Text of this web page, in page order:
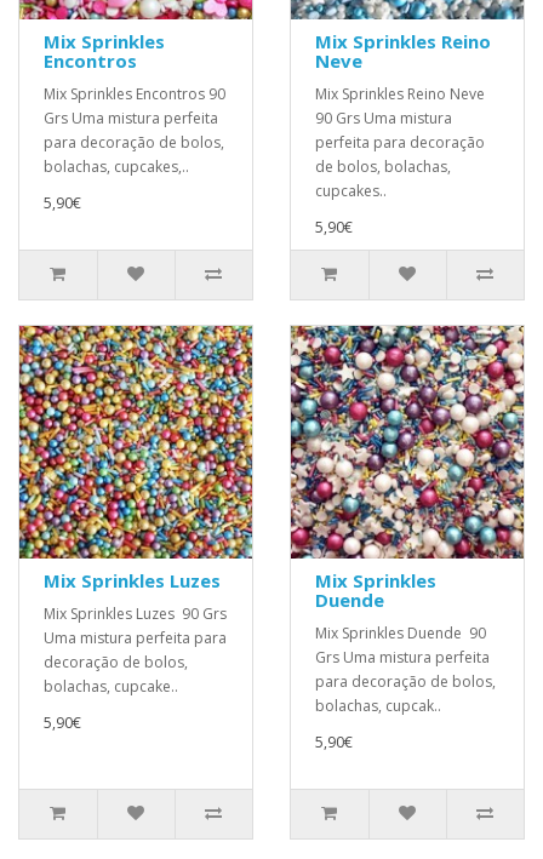
Mix Sprinkles
Encontros
Mix Sprinkles Encontros 90
Grs Uma mistura perfeita
para decoração de bolos,
bolachas, cupcakes,..
5,90€
Mix Sprinkles Reino
Neve
Mix Sprinkles Reino Neve
90 Grs Uma mistura
perfeita para decoração
de bolos, bolachas,
cupcakes..
5,90€
Mix Sprinkles Luzes
Mix Sprinkles Luzes 90 Grs
Uma mistura perfeita para
decoração de bolos,
bolachas, cupcake..
5,90€
Mix Sprinkles
Duende
Mix Sprinkles Duende 90
Grs Uma mistura perfeita
para decoração de bolos,
bolachas, cupcak..
5,90€